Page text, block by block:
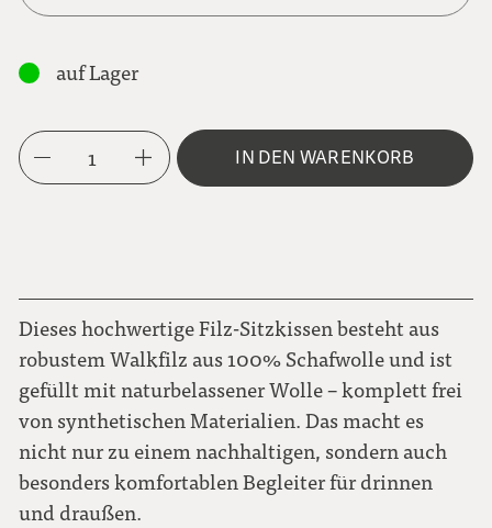
farngrün
rehbraun
auf Lager
1 IN DEN WARENKORB
Dieses hochwertige Filz-Sitzkissen besteht aus
robustem Walkfilz aus 100% Schafwolle und ist
gefüllt mit naturbelassener Wolle – komplett frei
von synthetischen Materialien. Das macht es
nicht nur zu einem nachhaltigen, sondern auch
besonders komfortablen Begleiter für drinnen
und draußen.